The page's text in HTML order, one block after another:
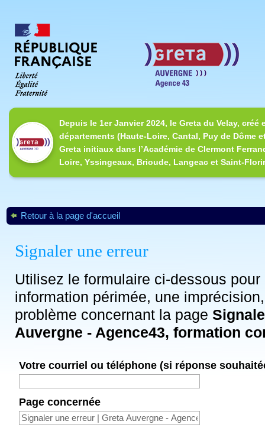
Depuis le 1er Janvier 2024, le Greta du Velay,
départements (Haute-Loire, Cantal, Puy de Dôme
Greta initiaux dans l’Académie de Clermont
Loire, Yssingeaux, Brioude, Langeac et Saint-
Retour à la page d'accueil
Signaler une erreur
Utilisez le formulaire ci-dessous
information périmée, une
problème concernant la page
Auvergne - Agence43, formation
Votre courriel ou téléphone (si réponse
Page concernée